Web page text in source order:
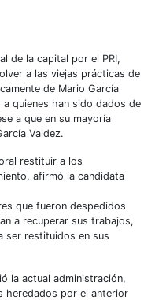
de la capital por el PRI,
a las viejas prácticas de
de Mario García
quienes han sido dados de
a que en su mayoría
Valdez.
restituir a los
afirmó la candidata
que fueron despedidos
a recuperar sus trabajos,
ser restituidos en sus
la actual administración,
heredados por el anterior